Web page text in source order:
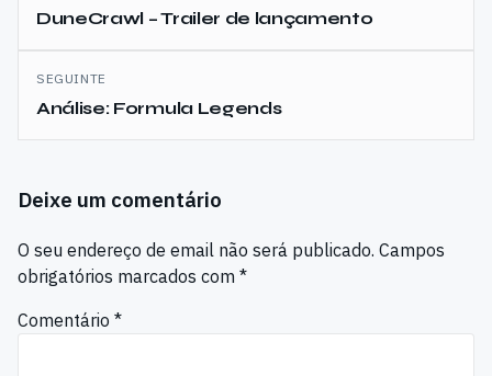
de
artigos
DuneCrawl – Trailer de lançamento
SEGUINTE
Análise: Formula Legends
Deixe um comentário
O seu endereço de email não será publicado. Campos
obrigatórios marcados com *
Comentário *